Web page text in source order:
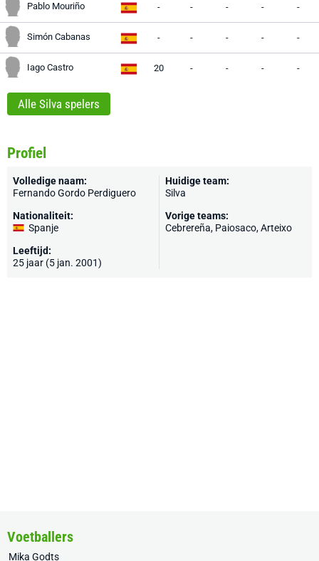
Pablo Mouriño - - - - -
Simón Cabanas - - - - -
Iago Castro 20 - - - -
Alle Silva spelers
Profiel
Volledige naam:
Fernando Gordo Perdiguero
Nationaliteit:
Spanje
Leeftijd:
25 jaar (5 jan. 2001)
Huidige team:
Silva
Vorige teams:
Cebrereña, Paiosaco, Arteixo
Voetballers
Mika Godts